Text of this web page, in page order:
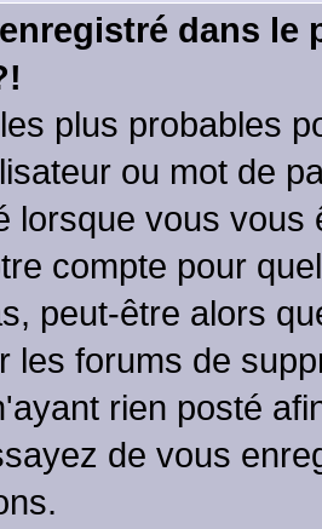
dans le
plus probables
ou mot de
lorsque vous
compte pour
peut-être alors
les forums de
rien posté
de vous